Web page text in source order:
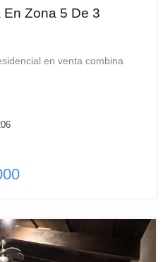
Zona 5 De 3
en venta combina